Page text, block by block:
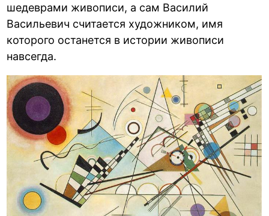
шедеврами живописи, а сам Василий
Васильевич считается художником, имя
которого останется в истории живописи
навсегда.